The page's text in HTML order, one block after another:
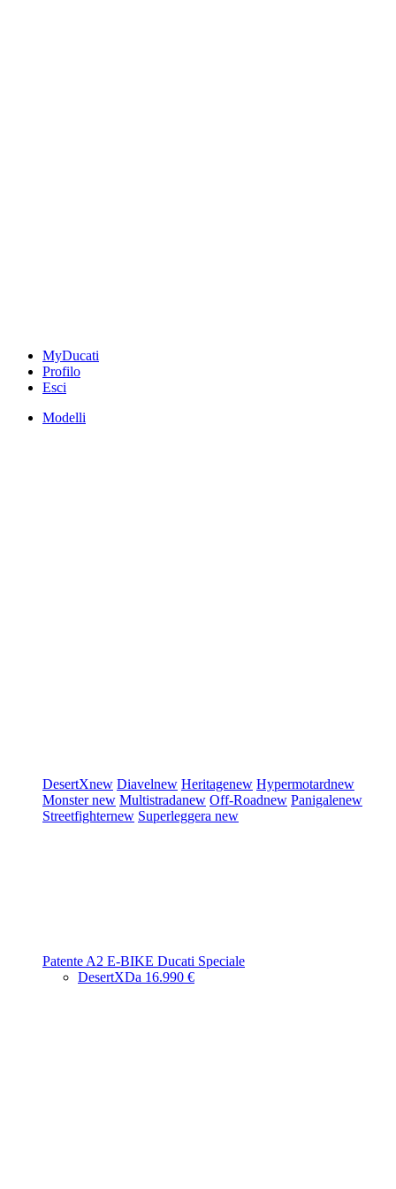
MyDucati
Profilo
Esci
Modelli
DesertXnew Diavelnew Heritagenew Hypermotardnew
Monsternew Multistradanew Off-Roadnew Panigalenew
Streetfighternew Superleggera new
Patente A2 E-BIKE Ducati Speciale
DesertXDa 16.990 €